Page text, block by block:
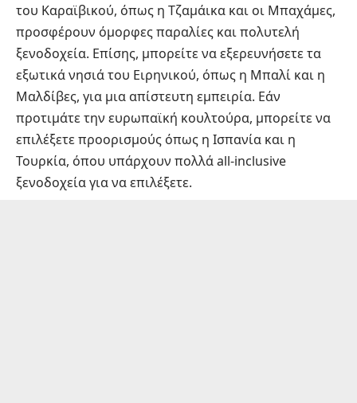
του Καραϊβικού, όπως η Τζαμάικα και οι Μπαχάμες,
προσφέρουν όμορφες παραλίες και πολυτελή
ξενοδοχεία. Επίσης, μπορείτε να εξερευνήσετε τα
εξωτικά νησιά του Ειρηνικού, όπως η Μπαλί και η
Μαλδίβες, για μια απίστευτη εμπειρία. Εάν
προτιμάτε την ευρωπαϊκή κουλτούρα, μπορείτε να
επιλέξετε προορισμούς όπως η Ισπανία και η
Τουρκία, όπου υπάρχουν πολλά all-inclusive
ξενοδοχεία για να επιλέξετε.